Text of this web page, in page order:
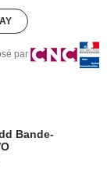
par
Bande-